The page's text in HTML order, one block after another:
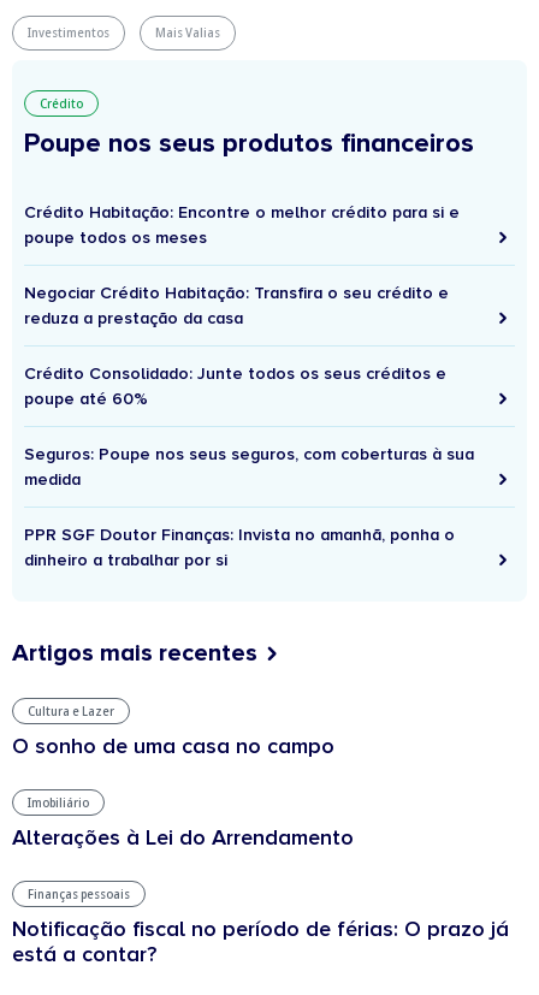
Investimentos Mais Valias
Crédito
Poupe nos seus produtos financeiros
Crédito Habitação: Encontre o melhor crédito para si e
poupe todos os meses
Negociar Crédito Habitação: Transfira o seu crédito e
reduza a prestação da casa
Crédito Consolidado: Junte todos os seus créditos e
poupe até 60%
Seguros: Poupe nos seus seguros, com coberturas à sua
medida
PPR SGF Doutor Finanças: Invista no amanhã, ponha o
dinheiro a trabalhar por si
Artigos mais recentes
Cultura e Lazer
O sonho de uma casa no campo
Imobiliário
Alterações à Lei do Arrendamento
Finanças pessoais
Notificação fiscal no período de férias: O prazo já
está a contar?